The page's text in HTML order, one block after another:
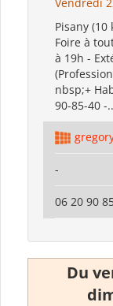
Pisany
Foire à
à 19h -
nbsp;+
90-85-40 -
-
06 20 90
Du